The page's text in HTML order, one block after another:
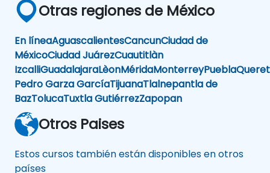
Otras regiones de México
En líneaAguascalientesCancunCiudad de
MéxicoCiudad JuárezCuautitlàn
IzcalliGuadalajaraLèonMéridaMonterreyPuebla
Pedro Garza GarcíaTijuanaTlalnepantla de
BazTolucaTuxtla GutiérrezZapopan
Otros Paises
Estos cursos también están disponibles en otros
países